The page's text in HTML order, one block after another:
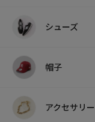
シューズ
帽子
アクセサリー